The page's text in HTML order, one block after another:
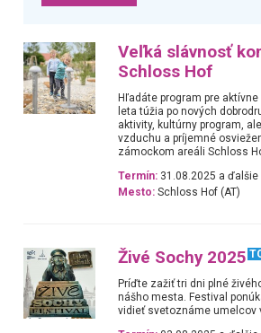
Veľká slávnosť
Schloss Hof
Hľadáte program pre
leta túžia po nových
aktivity, kultúrny program,
vzduchu a príjemné
zámockom areáli Schloss
Termín: 31.08.2025 a ďalšie
Mesto: Schloss Hof (AT)
Živé Sochy 2025
Príďte zažiť tri dni plné
nášho mesta. Festival
vidieť svetoznáme umelcov